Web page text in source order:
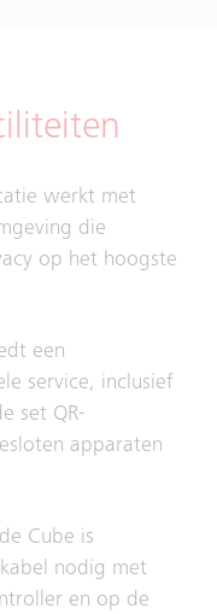
werkt met
die
op het hoogste
een
service, inclusief
set QR-
apparaten
Cube is
nodig met
en op de